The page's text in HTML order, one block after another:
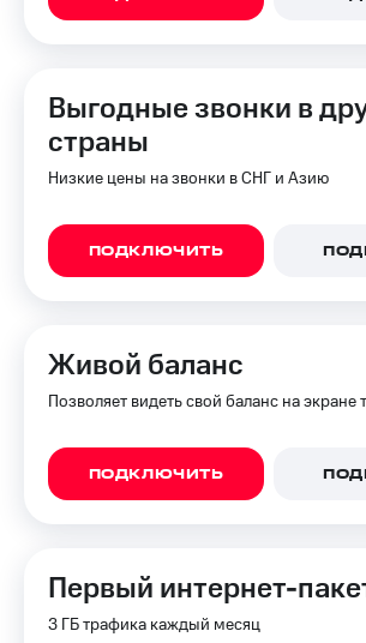
Выгодные звонки в
страны
Низкие цены на звонки в СНГ и Азию
ПОДКЛЮЧИТЬ
Живой баланс
Позволяет видеть свой баланс на экране
ПОДКЛЮЧИТЬ
Первый интернет-
3 ГБ трафика каждый месяц